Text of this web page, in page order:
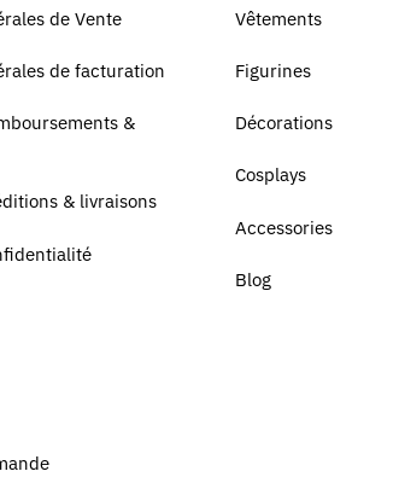
de Vente
de facturation
&
& livraisons
Vêtements
Figurines
Décorations
Cosplays
Accessories
Blog